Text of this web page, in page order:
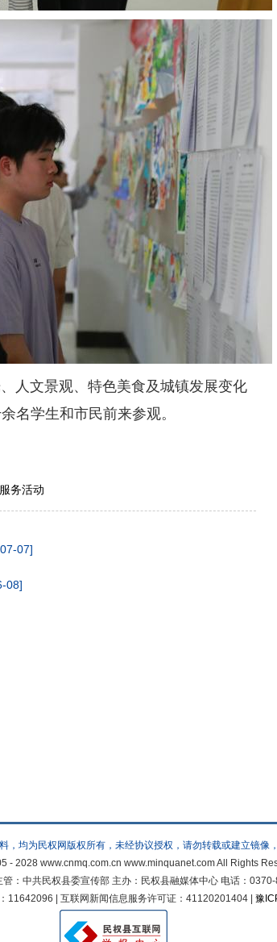
文景观、特色美食及城镇发展变化
名学生和市民前来参观。
务活动
07]
08]
，均为民权网版权所有，未经协议授权，请勿转载或建立镜像
- 2028 www.cnmq.com.cn www.minquanet.com All Rights
：中共民权县委宣传部 主办：民权县融媒体中心 电话：
11642096 | 互联网新闻信息服务许可证：41120201404 | 豫